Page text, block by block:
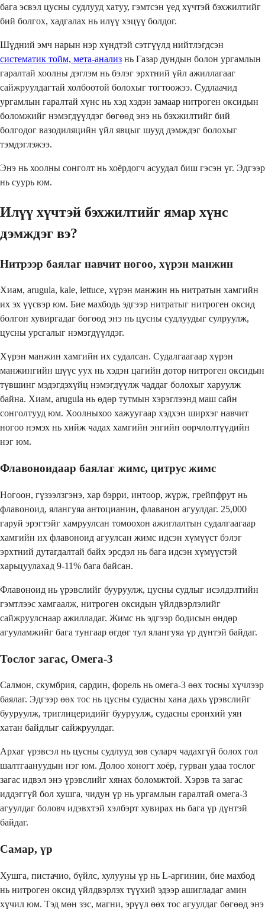
бага эсвэл цусны судлууд хатуу, гэмтсэн үед хүчтэй бэхжилтийг
бий болгох, хадгалах нь илүү хэцүү болдог.
Шүдний эмч нарын нэр хүндтэй сэтгүүлд нийтлэгдсэн
систематик тойм, мета-анализ нь Газар дундын болон ургамлын
гаралтай хоолны дэглэм нь бэлэг эрхтний үйл ажиллагааг
сайжруулдагтай холбоотой болохыг тогтоожээ. Судлаачид
ургамлын гаралтай хүнс нь хэд хэдэн замаар нитроген оксидын
боломжийг нэмэгдүүлдэг бөгөөд энэ нь бэхжилтийг бий
болгодог вазодиляцийн үйл явцыг шууд дэмждэг болохыг
тэмдэглэжээ.
Энэ нь хоолны сонголт нь хоёрдогч асуудал биш гэсэн үг. Эдгээр
нь суурь юм.
Илүү хүчтэй бэхжилтийг ямар хүнс
дэмждэг вэ?
Нитрээр баялаг навчит ногоо, хүрэн манжин
Хиам, arugula, kale, lettuce, хүрэн манжин нь нитратын хамгийн
их эх үүсвэр юм. Бие махбодь эдгээр нитратыг нитроген оксид
болгон хувиргадаг бөгөөд энэ нь цусны судлуудыг сулруулж,
цусны урсгалыг нэмэгдүүлдэг.
Хүрэн манжин хамгийн их судалсан. Судалгаагаар хүрэн
манжингийн шүүс уух нь хэдэн цагийн дотор нитроген оксидын
түвшинг мэдэгдэхүйц нэмэгдүүлж чаддаг болохыг харуулж
байна. Хиам, arugula нь өдөр тутмын хэрэглээнд маш сайн
сонголтууд юм. Хоолныхоо хажуугаар хэдхэн ширхэг навчит
ногоо нэмэх нь хийж чадах хамгийн энгийн өөрчлөлтүүдийн
нэг юм.
Флавоноидаар баялаг жимс, цитрус жимс
Ногоон, гүзээлзгэнэ, хар бэрри, интоор, жүрж, грейпфрут нь
флавоноид, ялангуяа антоцианин, флаванон агуулдаг. 25,000
гаруй эрэгтэйг хамруулсан томоохон ажиглалтын судалгаагаар
хамгийн их флавоноид агуулсан жимс идсэн хүмүүст бэлэг
эрхтний дутагдалтай байх эрсдэл нь бага идсэн хүмүүстэй
харьцуулахад 9-11% бага байсан.
Флавоноид нь үрэвслийг бууруулж, цусны судлыг исэлдэлтийн
гэмтлээс хамгаалж, нитроген оксидын үйлдвэрлэлийг
сайжруулснаар ажилладаг. Жимс нь эдгээр бодисын өндөр
агууламжийг бага тунгаар өгдөг тул ялангуяа үр дүнтэй байдаг.
Тослог загас, Омега-3
Салмон, скумбрия, сардин, форель нь омега-3 өөх тосны хүчлээр
баялаг. Эдгээр өөх тос нь цусны судасны хана дахь үрэвслийг
бууруулж, триглицеридийг бууруулж, судасны ерөнхий уян
хатан байдлыг сайжруулдаг.
Архаг үрэвсэл нь цусны судлууд зөв суларч чадахгүй болох гол
шалтгаануудын нэг юм. Долоо хоногт хоёр, гурван удаа тослог
загас идвэл энэ үрэвслийг хянах боломжтой. Хэрэв та загас
иддэггүй бол хушга, чидун үр нь ургамлын гаралтай омега-3
агуулдаг боловч идэвхтэй хэлбэрт хувирах нь бага үр дүнтэй
байдаг.
Самар, үр
Хушга, пистачио, бүйлс, хулууны үр нь L-аргинин, бие махбод
нь нитроген оксид үйлдвэрлэх түүхий эдээр ашигладаг амин
хүчил юм. Тэд мөн зэс, магни, эрүүл өөх тос агуулдаг бөгөөд энэ